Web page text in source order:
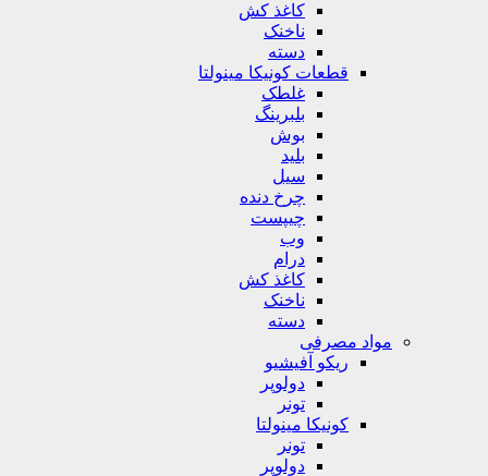
کاغذ کش
ناخنک
دسته
قطعات کونیکا مینولتا
غلطک
بلبرینگ
بوش
بلید
سیل
چرخ دنده
چیپست
وب
درام
کاغذ کش
ناخنک
دسته
مواد مصرفی
ریکو آفیشیو
دولوپر
تونر
کونیکا مینولتا
تونر
دولوپر